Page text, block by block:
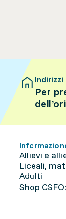
Per
Allievi e
Liceali,
Adulti
Shop